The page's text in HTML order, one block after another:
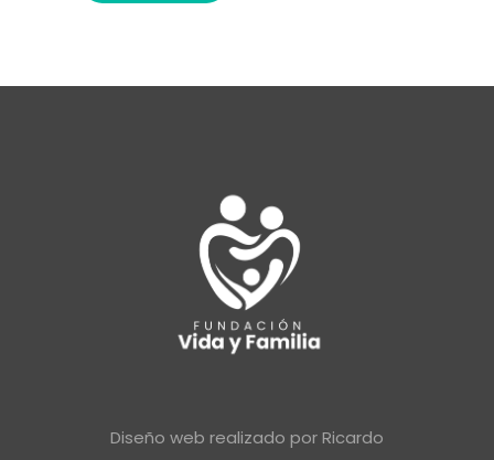
Diseño web realizado porRicardo